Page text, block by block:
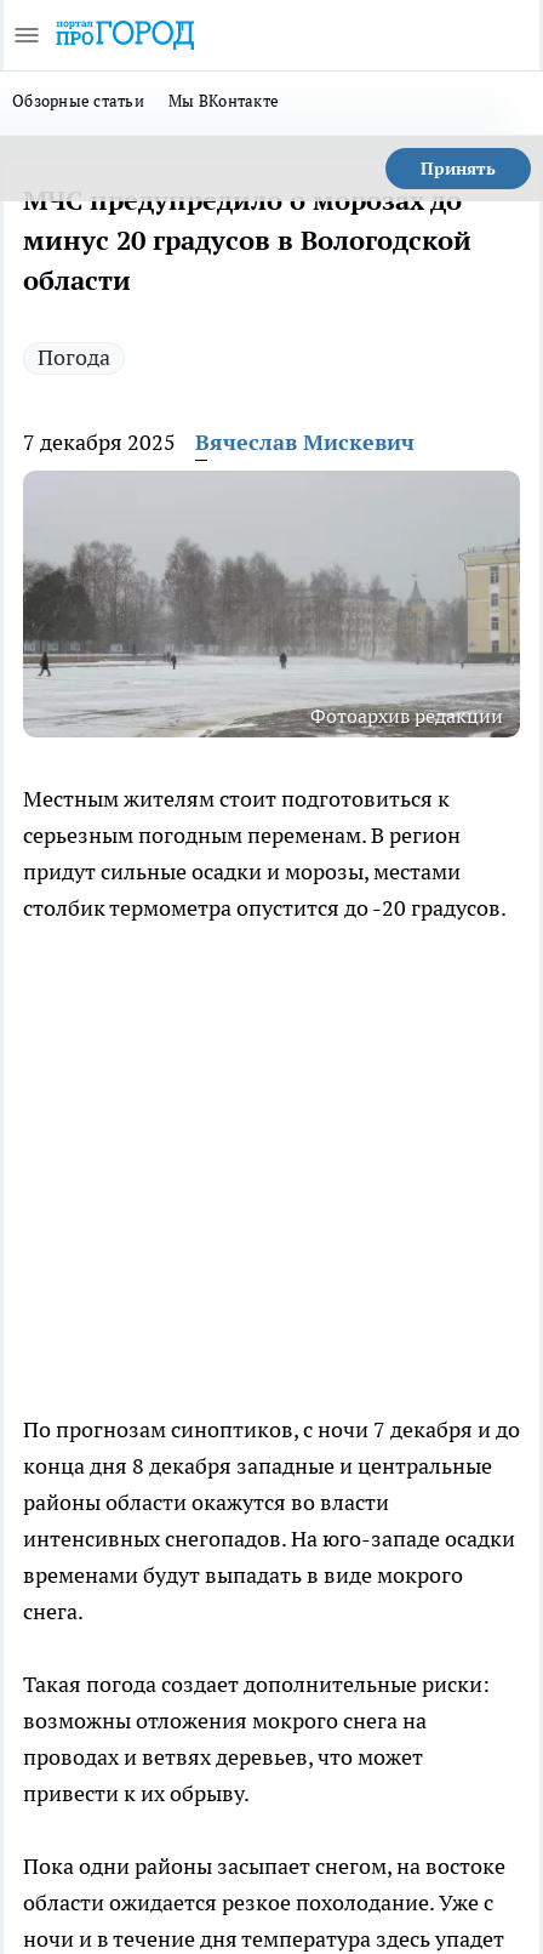
Обзорные статьи Мы ВКонтакте
Принять
МЧС предупредило о морозах до
минус 20 градусов в Вологодской
области
Погода
7 декабря 2025 Вячеслав Мискевич
Фотоархив редакции
Местным жителям стоит подготовиться к
серьезным погодным переменам. В регион
придут сильные осадки и морозы, местами
столбик термометра опустится до -20 градусов.
По прогнозам синоптиков, с ночи 7 декабря и до
конца дня 8 декабря западные и центральные
районы области окажутся во власти
интенсивных снегопадов. На юго-западе осадки
временами будут выпадать в виде мокрого
снега.
Такая погода создает дополнительные риски:
возможны отложения мокрого снега на
проводах и ветвях деревьев, что может
привести к их обрыву.
Пока одни районы засыпает снегом, на востоке
области ожидается резкое похолодание. Уже с
ночи и в течение дня температура здесь упадет